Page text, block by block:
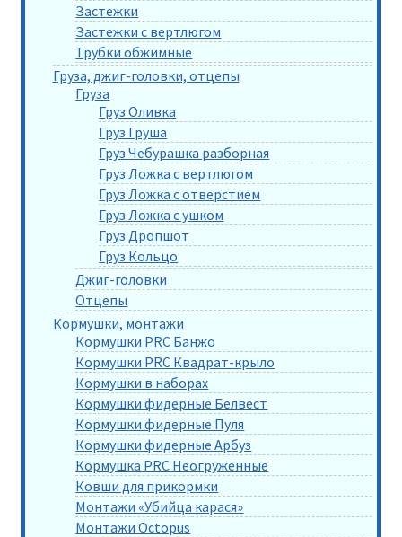
Застежки
Застежки с вертлюгом
Трубки обжимные
Груза, джиг-головки, отцепы
Груза
Груз Оливка
Груз Груша
Груз Чебурашка разборная
Груз Ложка с вертлюгом
Груз Ложка с отверстием
Груз Ложка с ушком
Груз Дропшот
Груз Кольцо
Джиг-головки
Отцепы
Кормушки, монтажи
Кормушки PRC Банжо
Кормушки PRC Квадрат-крыло
Кормушки в наборах
Кормушки фидерные Белвест
Кормушки фидерные Пуля
Кормушки фидерные Арбуз
Кормушка PRC Неогруженные
Ковши для прикормки
Монтажи «Убийца карася»
Монтажи Octopus